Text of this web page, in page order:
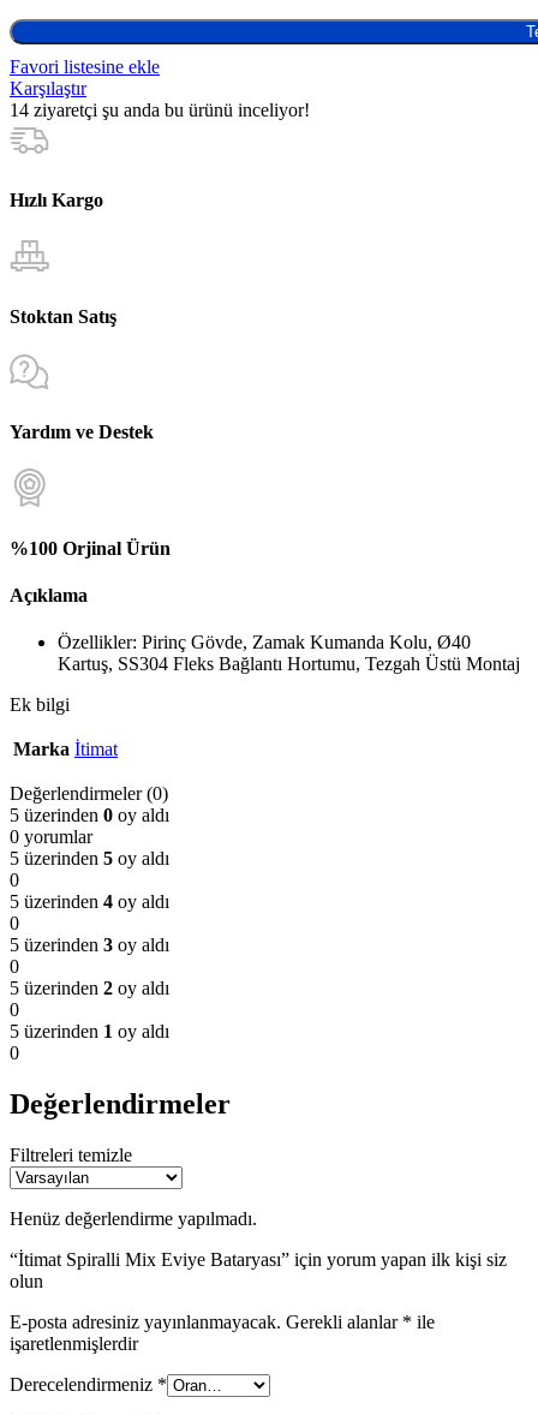
Favori listesine ekle
Karşılaştır
14 ziyaretçi şu anda bu ürünü inceliyor!
Hızlı Kargo
Stoktan Satış
Yardım ve Destek
%100 Orjinal Ürün
Açıklama
Özellikler: Pirinç Gövde, Zamak Kumanda Kolu, Ø40
Kartuş, SS304 Fleks Bağlantı Hortumu, Tezgah Üstü Montaj
Ek bilgi
Marka İtimat
Değerlendirmeler (0)
5 üzerinden 0 oy aldı
0 yorumlar
5 üzerinden 5 oy aldı
0
5 üzerinden 4 oy aldı
0
5 üzerinden 3 oy aldı
0
5 üzerinden 2 oy aldı
0
5 üzerinden 1 oy aldı
0
Değerlendirmeler
Filtreleri temizle
Henüz değerlendirme yapılmadı.
“İtimat Spiralli Mix Eviye Bataryası” için yorum yapan ilk kişi siz
olun
E-posta adresiniz yayınlanmayacak. Gerekli alanlar * ile
işaretlenmişlerdir
Derecelendirmeniz *